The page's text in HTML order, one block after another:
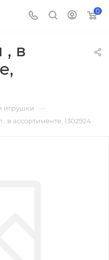
0
, в
игрушки —
, в ассортименте, 1302924